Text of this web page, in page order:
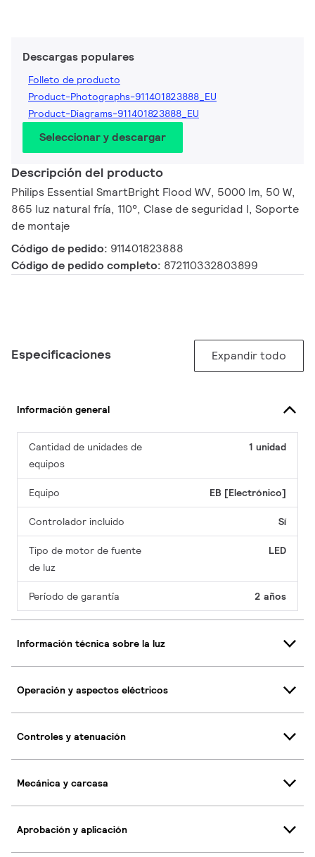
Descargas populares
Folleto de producto
Product-Photographs-911401823888_EU
Product-Diagrams-911401823888_EU
Seleccionar y descargar
Descripción del producto
Philips Essential SmartBright Flood WV, 5000 lm, 50 W,
865 luz natural fría, 110°, Clase de seguridad I, Soporte
de montaje
Código de pedido: 911401823888
Código de pedido completo: 872110332803899
Especificaciones Expandir todo
Información general
Cantidad de unidades de
equipos
1 unidad
Equipo EB [Electrónico]
Controlador incluido Sí
Tipo de motor de fuente
de luz
LED
Período de garantía 2 años
Información técnica sobre la luz
Operación y aspectos eléctricos
Controles y atenuación
Mecánica y carcasa
Aprobación y aplicación